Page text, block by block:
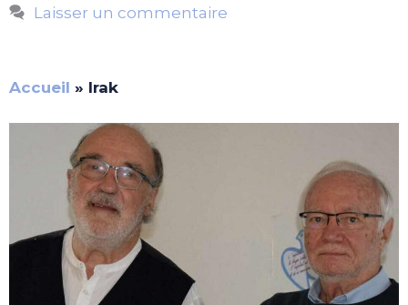
Laisser un commentaire
Accueil » Irak